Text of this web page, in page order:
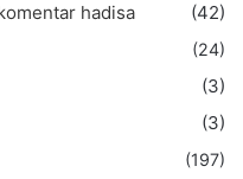
hadisa
(42)
(24)
(3)
(3)
(197)